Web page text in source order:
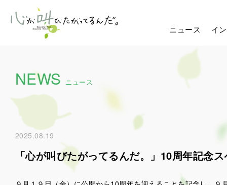
ニュース イ
NEWS ニュース
2025.08.19
「心が叫びたがってるんだ。」10周年記念